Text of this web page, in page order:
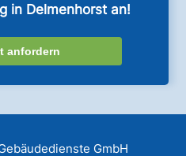
in Delmenhorst an!
anfordern
GmbH